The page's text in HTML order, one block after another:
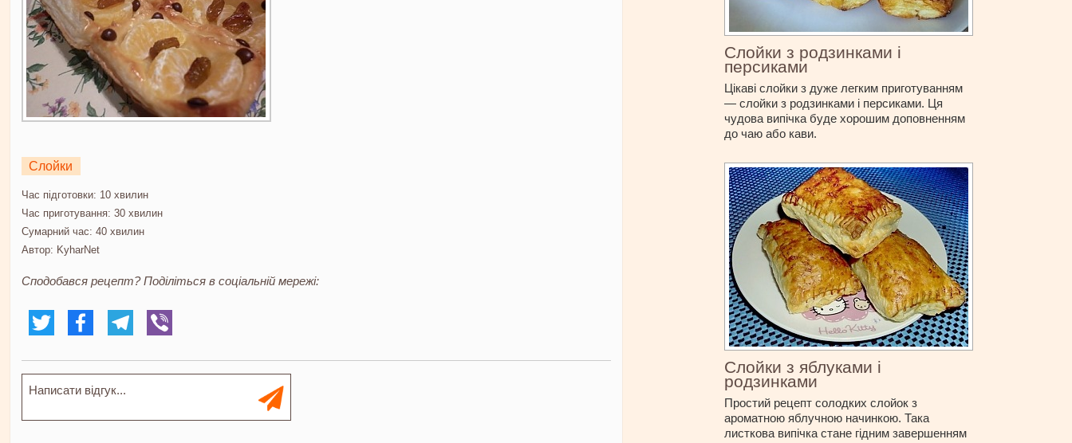
Слойки
Час підготовки: 10 хвилин
Час приготування: 30 хвилин
Сумарний час: 40 хвилин
Автор: KyharNet
Сподобався рецепт? Поділіться в соціальній мережі:
Слойки з родзинками і
персиками
Цікаві слойки з дуже легким приготуванням
— слойки з родзинками і персиками. Ця
чудова випічка буде хорошим доповненням
до чаю або кави.
Слойки з яблуками і
родзинками
Простий рецепт солодких слойок з
ароматною яблучною начинкою. Така
листкова випічка стане гідним завершенням